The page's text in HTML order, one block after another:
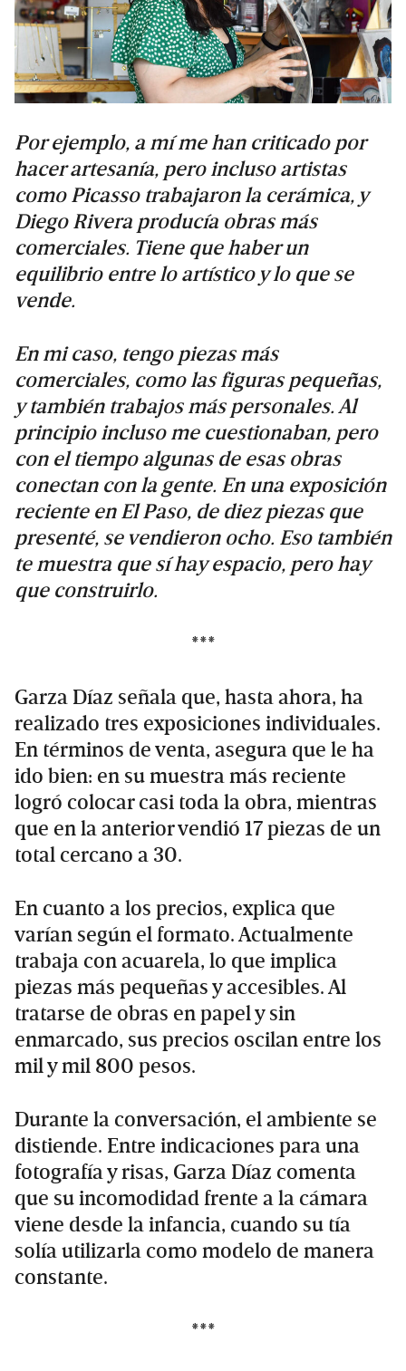
Por ejemplo, a mí me han criticado por
hacer artesanía, pero incluso artistas
como Picasso trabajaron la cerámica, y
Diego Rivera producía obras más
comerciales. Tiene que haber un
equilibrio entre lo artístico y lo que se
vende.
En mi caso, tengo piezas más
comerciales, como las figuras pequeñas,
y también trabajos más personales. Al
principio incluso me cuestionaban, pero
con el tiempo algunas de esas obras
conectan con la gente. En una exposición
reciente en El Paso, de diez piezas que
presenté, se vendieron ocho. Eso también
te muestra que sí hay espacio, pero hay
que construirlo.
***
Garza Díaz señala que, hasta ahora, ha
realizado tres exposiciones individuales.
En términos de venta, asegura que le ha
ido bien: en su muestra más reciente
logró colocar casi toda la obra, mientras
que en la anterior vendió 17 piezas de un
total cercano a 30.
En cuanto a los precios, explica que
varían según el formato. Actualmente
trabaja con acuarela, lo que implica
piezas más pequeñas y accesibles. Al
tratarse de obras en papel y sin
enmarcado, sus precios oscilan entre los
mil y mil 800 pesos.
Durante la conversación, el ambiente se
distiende. Entre indicaciones para una
fotografía y risas, Garza Díaz comenta
que su incomodidad frente a la cámara
viene desde la infancia, cuando su tía
solía utilizarla como modelo de manera
constante.
***